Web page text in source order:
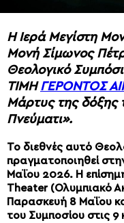
Η Ιερά Μεγίστη
Μονή Σίμωνος
Θεολογικό
ΤΙΜΗΓΕΡΟΝΤΟΣ
Mάρτυς της δόξης
Πνεύματι».
Το διεθνές αυτό
πραγματοποιηθεί
Μαΐου 2026. H
Theater (Ολυμπιακό
Παρασκευή 8 Μαΐου
του Συμποσίου στις